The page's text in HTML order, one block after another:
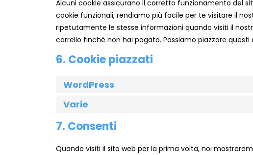
Alcuni cookie assicurano il corretto funzionamento del
cookie funzionali, rendiamo più facile per te visitare il
ripetutamente le stesse informazioni quando visiti il
carrello finché non hai pagato. Possiamo piazzare questi
6. Cookie piazzati
WordPress
Varie
7. Consenti
Quando visiti il sito web per la prima volta, noi